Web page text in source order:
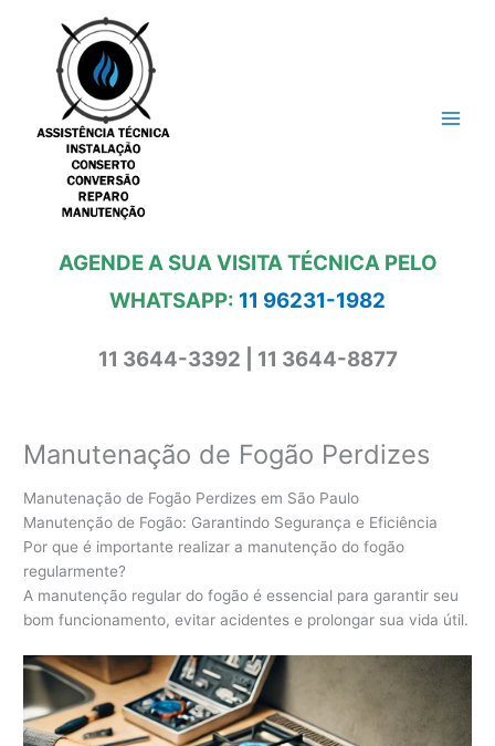
conteúdo
AGENDE A SUA VISITA TÉCNICA PELO
WHATSAPP: 11 96231-1982
11 3644-3392 | 11 3644-8877
Manutenação de Fogão Perdizes
Manutenação de Fogão Perdizes em São Paulo
Manutenção de Fogão: Garantindo Segurança e Eficiência
Por que é importante realizar a manutenção do fogão
regularmente?
A manutenção regular do fogão é essencial para garantir seu
bom funcionamento, evitar acidentes e prolongar sua vida útil.